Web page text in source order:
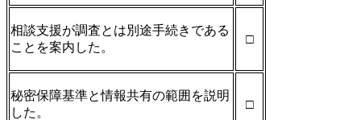
相談支援が調査とは別途手続きである
ことを案内した。
□
秘密保障基準と情報共有の範囲を説明
した。
□